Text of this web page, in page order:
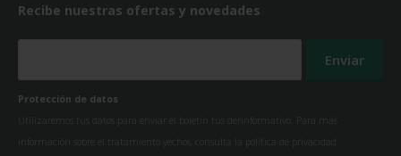
Recibe nuestras ofertas y novedades
Protección de datos
Utilizaremos tus datos para enviar el boletín tus derinformativo. Para más
información sobre el tratamiento yechos, consulta la política de privacidad